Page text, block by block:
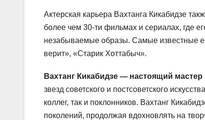
Актерская карьера Вахтанга Кикабидзе
более чем 30-ти фильмах и сериалах, где
незабываемые образы. Самые известные
верит», «Старик Хоттабыч».
Вахтанг Кикабидзе — настоящий мастер
звезд советского и постсоветского
коллег, так и поклонников. Вахтанг
поколений, продолжая вдохновлять на